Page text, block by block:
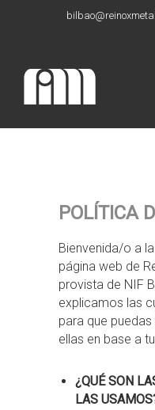
POLÍTICA
Bienvenida/o a
página web de
provista de NIF
explicamos las
para que
ellas en base a
¿QUÉ SON
LAS